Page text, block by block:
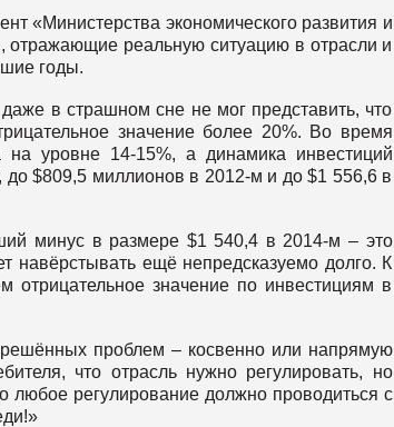
«Министерства экономического развития и
реальную ситуацию в отрасли и
годы.
в страшном сне не мог представить, что
значение более 20%. Во время
уровне 14-15%, а динамика инвестиций
до $809,5 миллионов в 2012-м и до $1 556,6 в
минус в размере $1 540,4 в 2014-м – это
навёрстывать ещё непредсказуемо долго. К
значение по инвестициям в
проблем – косвенно или напрямую
что отрасль нужно регулировать, но
любое регулирование должно проводиться с